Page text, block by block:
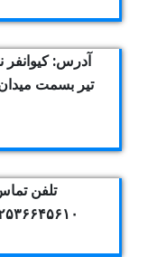
آدرس:
تیر بسمت
۰۲۵۳۶۶۴۵۶۱۰